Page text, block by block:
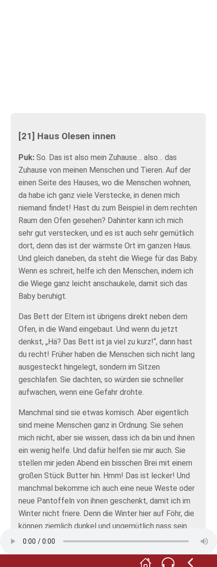
[21] Haus Olesen innen
Puk:So. Das ist also mein Zuhause… also… das
Zuhause von meinen Menschen und Tieren. Auf der
einen Seite des Hauses, wo die Menschen wohnen,
da habe ich ganz viele Verstecke, in denen mich
niemand findet! Hast du zum Beispiel in dem rechten
Raum den Ofen gesehen? Dahinter kann ich mich
sehr gut verstecken, und es ist auch sehr gemütlich
dort, denn das ist der wärmste Ort im ganzen Haus.
Und gleich daneben, da steht die Wiege für das Baby.
Wenn es schreit, helfe ich den Menschen, indem ich
die Wiege ganz leicht anschaukele, damit sich das
Baby beruhigt.
Das Bett der Eltern ist übrigens direkt neben dem
Ofen, in die Wand eingebaut. Und wenn du jetzt
denkst, „Hä? Das Bett ist ja viel zu kurz!“, dann hast
du recht! Früher haben die Menschen sich nicht lang
ausgesteckt hingelegt, sondern im Sitzen
geschlafen. Sie dachten, so würden sie schneller
aufwachen, wenn eine Gefahr drohte.
Manchmal sind sie etwas komisch. Aber eigentlich
sind meine Menschen ganz in Ordnung. Sie sehen
mich nicht, aber sie wissen, dass ich da bin und ihnen
ein wenig helfe. Und dafür helfen sie mir auch. Sie
stellen mir jeden Abend ein bisschen Brei mit einem
großen Stück Butter hin. Hmm! Das ist lecker! Und
manchmal bekomme ich auch eine neue Weste oder
neue Pantoffeln von ihnen geschenkt, damit ich im
Winter nicht friere. Denn die Winter hier auf Föhr, die
können ziemlich dunkel und ungemütlich nass sein.
Aber wenn die Familie dann in ihrem Wohnzimmer
mich manchmal ganz unauffällig dazu und höre zu